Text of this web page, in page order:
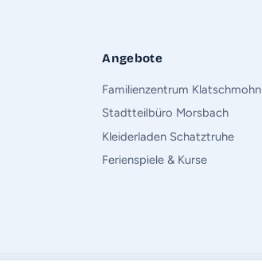
Angebote
Familienzentrum Klatschmohn
Stadtteilbüro Morsbach
Kleiderladen Schatztruhe
Ferienspiele & Kurse